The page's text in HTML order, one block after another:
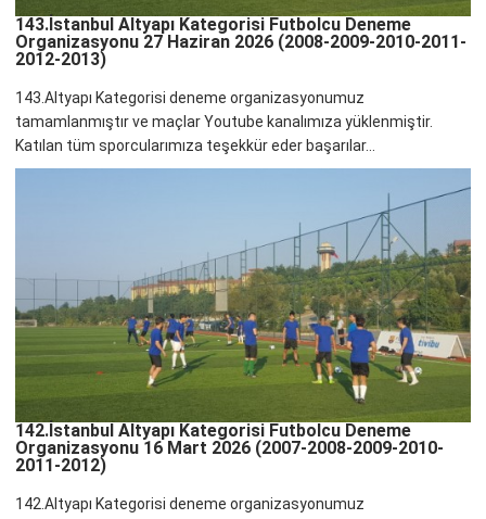
143.İstanbul Altyapı Kategorisi Futbolcu Deneme
Organizasyonu 27 Haziran 2026 (2008-2009-2010-2011-
2012-2013)
143.Altyapı Kategorisi deneme organizasyonumuz
tamamlanmıştır ve maçlar Youtube kanalımıza yüklenmiştir.
Katılan tüm sporcularımıza teşekkür eder başarılar...
142.İstanbul Altyapı Kategorisi Futbolcu Deneme
Organizasyonu 16 Mart 2026 (2007-2008-2009-2010-
2011-2012)
142.Altyapı Kategorisi deneme organizasyonumuz